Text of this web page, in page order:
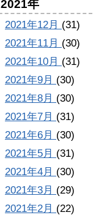
2021年
2021年12月 (31)
2021年11月 (30)
2021年10月 (31)
2021年9月 (30)
2021年8月 (30)
2021年7月 (31)
2021年6月 (30)
2021年5月 (31)
2021年4月 (30)
2021年3月 (29)
2021年2月 (22)